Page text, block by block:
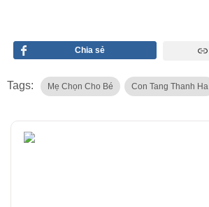
Chia sẻ
Tags: Mẹ Chọn Cho Bé Con Tang Thanh Ha